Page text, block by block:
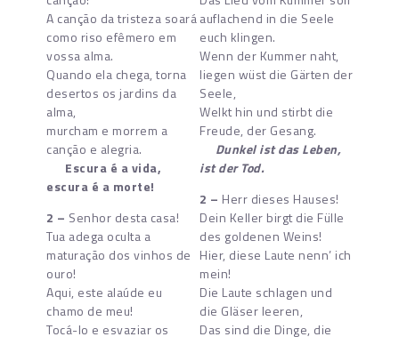
A canção da tristeza soará
como riso efêmero em
vossa alma.
Quando ela chega, torna
desertos os jardins da
alma,
murcham e morrem a
canção e alegria.
Escura é a vida,
escura é a morte!
2 – Senhor desta casa!
Tua adega oculta a
maturação dos vinhos de
ouro!
Aqui, este alaúde eu
chamo de meu!
Tocá-lo e esvaziar os
auflachend in die Seele
euch klingen.
Wenn der Kummer naht,
liegen wüst die Gärten der
Seele,
Welkt hin und stirbt die
Freude, der Gesang.
Dunkel ist das Leben,
ist der Tod.
2 – Herr dieses Hauses!
Dein Keller birgt die Fülle
des goldenen Weins!
Hier, diese Laute nenn’ ich
mein!
Die Laute schlagen und
die Gläser leeren,
Das sind die Dinge, die